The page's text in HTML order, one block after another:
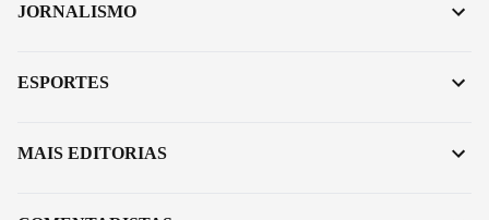
JORNALISMO
ESPORTES
MAIS EDITORIAS